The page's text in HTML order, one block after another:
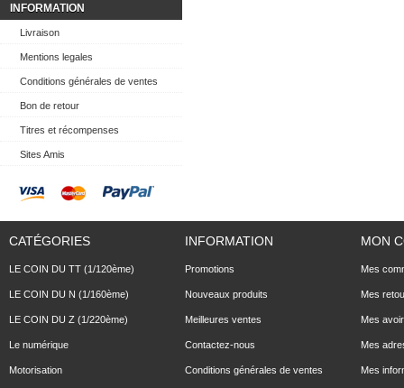
INFORMATION
Livraison
Mentions legales
Conditions générales de ventes
Bon de retour
Titres et récompenses
Sites Amis
CATÉGORIES
LE COIN DU TT (1/120ème)
LE COIN DU N (1/160ème)
LE COIN DU Z (1/220ème)
Le numérique
Motorisation
INFORMATION
Promotions
Nouveaux produits
Meilleures ventes
Contactez-nous
Conditions générales de ventes
MON
Mes
Mes
Mes
Mes
Mes